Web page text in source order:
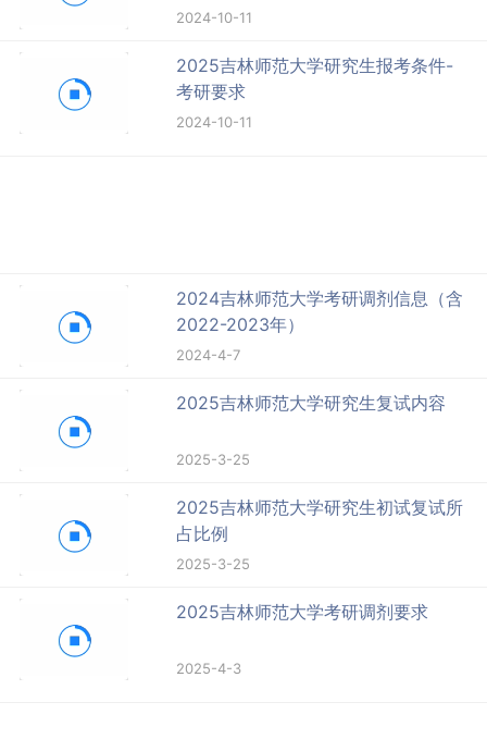
2024-10-11
2025吉林师范大学研究生报考条件-
考研要求
2024-10-11
2024吉林师范大学考研调剂信息（含
2022-2023年）
2024-4-7
2025吉林师范大学研究生复试内容
2025-3-25
2025吉林师范大学研究生初试复试所
占比例
2025-3-25
2025吉林师范大学考研调剂要求
2025-4-3